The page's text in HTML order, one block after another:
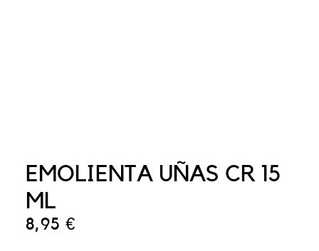
EMOLIENTA UÑAS CR 15
ML
8,95 €